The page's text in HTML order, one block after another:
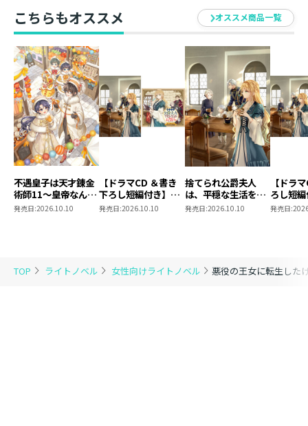
TOP ライトノベル 女性向けライトノベル 悪役の王女に転生した
ジ コン
ット
こちらもオススメ オススメ商品一覧
不遇皇子は天才錬金
術師11～皇帝なんて
柄じゃないので弟妹
発売日:2026.10.10
【ドラマCD ＆書き
下ろし短編付き】捨
てられ公爵夫人は、
発売日:2026.10.10
捨てられ公爵夫人
は、平穏な生活をお
望みのようです5
発売日:2026.10.10
【ドラ
ろし短
られ公
発売日: